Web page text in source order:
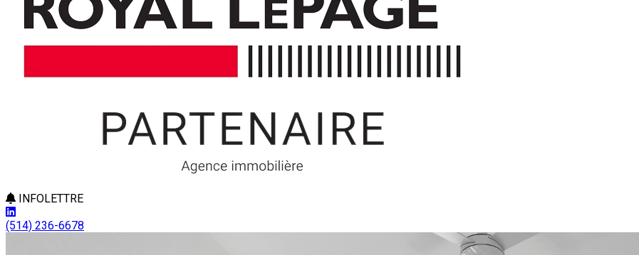
INFOLETTRE
(514) 236-6678